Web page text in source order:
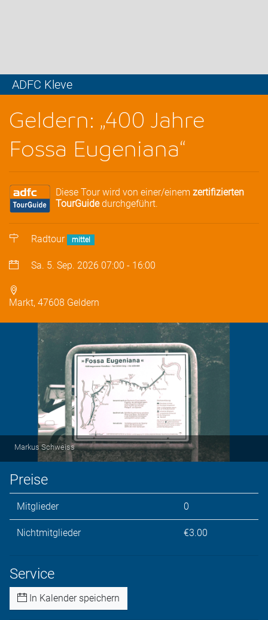
ADFC Kleve
Geldern: „400 Jahre
Fossa Eugeniana“
Diese Tour wird von einer/einem zertifizierten
TourGuidedurchgeführt.
Radtour mittel
Sa. 5. Sep. 2026 07:00 - 16:00
Markt, 47608 Geldern
Markus Schweiss
Preise
Mitglieder 0
Nichtmitglieder €3.00
Service
In Kalender speichern